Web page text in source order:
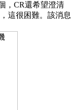
，CR還希望澄清
這很困難。該消息